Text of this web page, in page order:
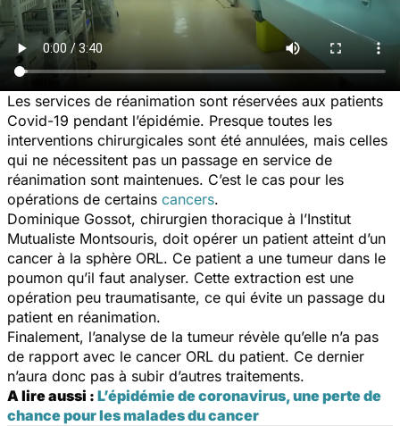
Les services de réanimation sont réservées aux patients
Covid-19 pendant l’épidémie. Presque toutes les
interventions chirurgicales sont été annulées, mais celles
qui ne nécessitent pas un passage en service de
réanimation sont maintenues. C’est le cas pour les
opérations de certains cancers.
Dominique Gossot, chirurgien thoracique à l’Institut
Mutualiste Montsouris, doit opérer un patient atteint d’un
cancer à la sphère ORL. Ce patient a une tumeur dans le
poumon qu’il faut analyser. Cette extraction est une
opération peu traumatisante, ce qui évite un passage du
patient en réanimation.
Finalement, l’analyse de la tumeur révèle qu’elle n’a pas
de rapport avec le cancer ORL du patient. Ce dernier
n’aura donc pas à subir d’autres traitements.
A lire aussi : L’épidémie de coronavirus, une perte de
chance pour les malades du cancer